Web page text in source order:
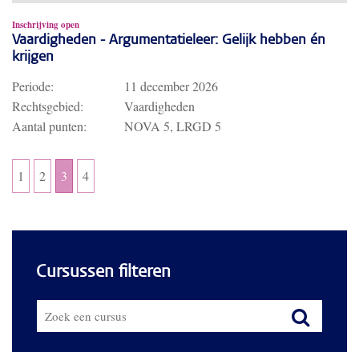
Inschrijving open
Vaardigheden - Argumentatieleer: Gelijk hebben én
krijgen
Periode:
11 december 2026
Rechtsgebied:
Vaardigheden
Aantal punten:
NOVA 5, LRGD 5
1 2 3 4
Cursussen filteren